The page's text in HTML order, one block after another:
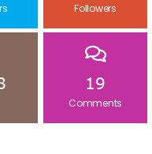
Followers
19
Comments